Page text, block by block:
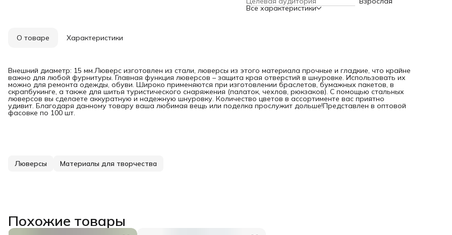
Все характеристики
О товаре Характеристики
Внешний диаметр: 15 мм.Люверс изготовлен из стали, люверсы из этого материала прочные и гладкие, что крайне
важно для любой фурнитуры. Главная функция люверсов – защита края отверстий в шнуровке. Использовать их
можно для ремонта одежды, обуви. Широко применяются при изготовлении браслетов, бумажных пакетов, в
скрапбукинге, а также для шитья туристического снаряжения (палаток, чехлов, рюкзаков). С помощью стальных
люверсов вы сделаете аккуратную и надежную шнуровку. Количество цветов в ассортименте вас приятно
удивит. Благодаря данному товару ваша любимая вещь или поделка прослужит дольше!Представлен в оптовой
фасовке по 100 шт.
Люверсы Материалы для творчества
Похожие товары